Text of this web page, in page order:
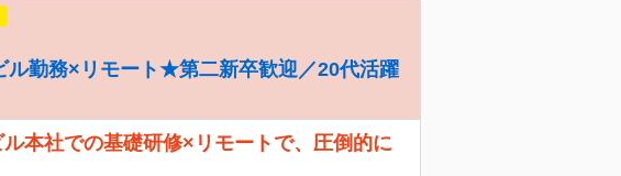
ル勤務×リモート★第二新卒歓迎／20代活躍
本社での基礎研修×リモートで、圧倒的に